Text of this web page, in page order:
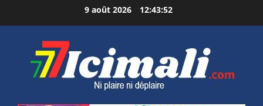
au
9 août 2026 12:43:53